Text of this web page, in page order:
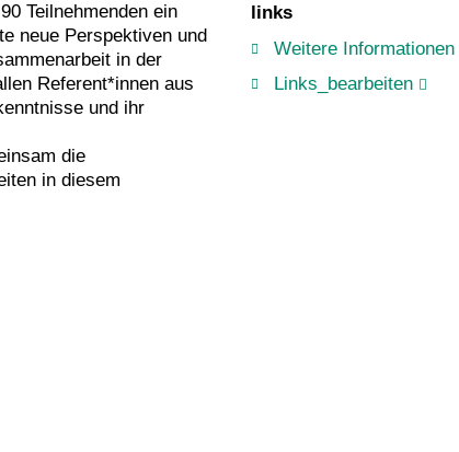
Teilnehmenden ein
neue Perspektiven und
in der
Referent*innen aus
und ihr
die
in diesem
links
Weitere Informationen
Links_bearbeiten